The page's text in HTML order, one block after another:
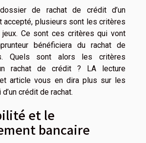
de rachat de crédit d’un
accepté, plusieurs sont les critères
jeux. Ce sont ces critères qui vont
bénéficiera du rachat de
Quels sont alors les critères
rachat de crédit ? LA lecture
article vous en dira plus sur les
crédit de rachat.
et le
bancaire